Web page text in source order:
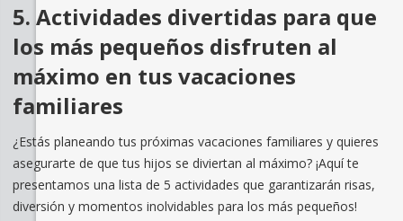
5. Actividades divertidas para que
los más pequeños disfruten al
máximo en tus vacaciones
familiares
¿Estás planeando tus próximas vacaciones familiares y quieres
asegurarte de que tus hijos se diviertan al máximo? ¡Aquí te
presentamos una lista de 5 actividades que garantizarán risas,
diversión y momentos inolvidables para los más pequeños!